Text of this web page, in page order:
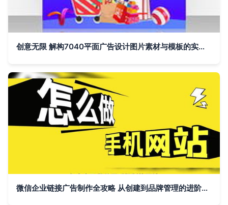
创意无限 解构7040平面广告设计图片素材与模板的实用指南
微信企业链接广告制作全攻略 从创建到品牌管理的进阶指南